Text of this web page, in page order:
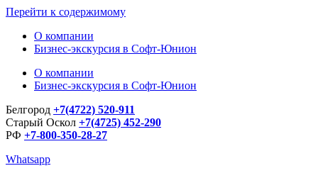
Перейти к содержимому
О компании
Бизнес-экскурсия в Софт-Юнион
О компании
Бизнес-экскурсия в Софт-Юнион
Белгород +7(4722) 520-911
Старый Оскол +7(4725) 452-290
РФ +7-800-350-28-27
Whatsapp